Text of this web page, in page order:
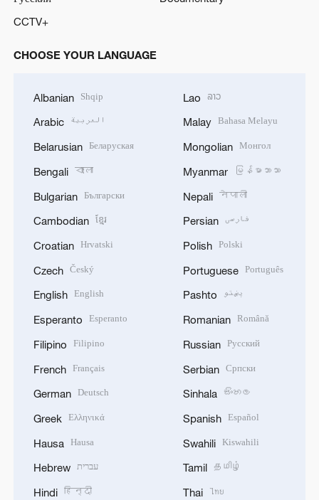
CCTV+
CHOOSE YOUR LANGUAGE
Albanian Shqip
Arabic العربية
Belarusian Беларуская
Bengali বাংলা
Bulgarian Български
Cambodian ខ្មែរ
Croatian Hrvatski
Czech Český
English English
Esperanto Esperanto
Filipino Filipino
French Français
German Deutsch
Greek Ελληνικά
Hausa Hausa
Hebrew עברית
Hindi हिन्दी
Lao ລາວ
Malay Bahasa Melayu
Mongolian Монгол
Myanmar မြန်မာဘာသာ
Nepali नेपाली
Persian فارسی
Polish Polski
Portuguese Português
Pashto پښتو
Romanian Română
Russian Русский
Serbian Српски
Sinhala සිංහල
Spanish Español
Swahili Kiswahili
Tamil தமிழ்
Thai ไทย